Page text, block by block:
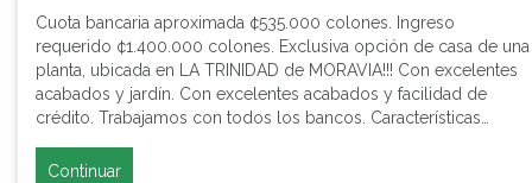
Cuota bancaria aproximada ¢535.000 colones. Ingreso
requerido ¢1.400.000 colones. Exclusiva opción de casa de una
planta, ubicada en LA TRINIDAD de MORAVIA!!! Con excelentes
acabados y jardín. Con excelentes acabados y facilidad de
crédito. Trabajamos con todos los bancos. Características…
Continuar